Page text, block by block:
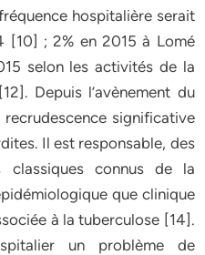
hospitalière serait
[10] ; 2% en 2015 à Lomé
selon les activités de la
Depuis l’avènement du
significative
Il est responsable, des
classiques connus de la
que clinique
à la tuberculose [14].
un problème de